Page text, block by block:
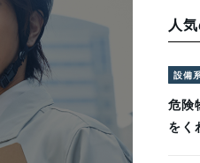
人
設備
危険
をく